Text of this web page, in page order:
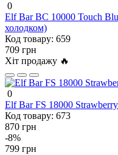
0
Elf Bar BC 10000 Touch
холодком)
Код товару: 659
709 грн
Хіт продажу 🔥
0
Elf Bar FS 18000
Код товару: 673
870 грн
-8%
799 грн